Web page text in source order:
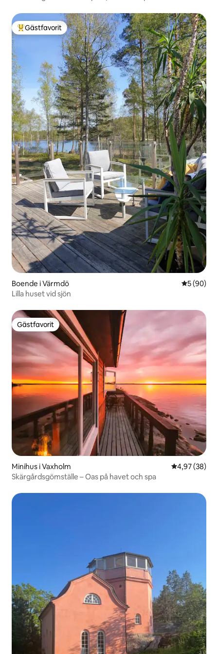
Populär gästfavorit
Gästfavorit
Boende i Värmdö 5 av 5 i
5 (90)
Lilla huset vid sjön
Gästfavorit
Gästfavorit
Minihus i Vaxholm 4,97 av 5 i
4,97 (38)
Skärgårdsgömställe – Oas på havet och spa